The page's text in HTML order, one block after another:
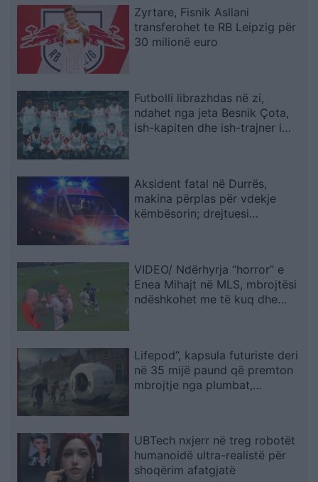
Zyrtare, Fisnik Asllani
transferohet te RB Leipzig për
30 milionë euro
Futbolli librazhdas në zi,
ndahet nga jeta Besnik Çota,
ish-kapiten dhe ish-trajner i
Aksident fatal në Durrës,
makina përplas për vdekje
këmbësorin; drejtuesi
VIDEO/ Ndërhyrja “horror” e
Enea Mihajt në MLS, mbrojtësi
ndëshkohet me të kuq dhe
Lifepod”, kapsula futuriste deri
në 35 mijë paund që premton
mbrojtje nga plumbat,
UBTech nxjerr në treg robotët
humanoidë ultra-realistë për
shoqërim afatgjatë